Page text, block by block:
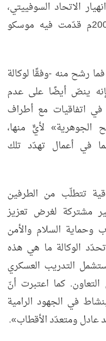
الاتحاد السوفييتي،
واستُبدل بآخر في عام 2000م قدّمت فيه موسكو
رشح منه -وفقًا لوكالة
فإنه ينصّ أيضًا على عدم
اتفاقيات مع أطراف
الجوهرية» لأيٍّ منها،
في أعمال تهدّد تلك
تتطلّب من الطرفين
مشتركة لغرض تعزيز
وحماية السلام والأمن
تحدّد الوكالة ما هي هذه
التدريب العسكري
كما اعتبرت أنّ
في الجهود الرامية
عادل ومتعدّد الأقطاب».